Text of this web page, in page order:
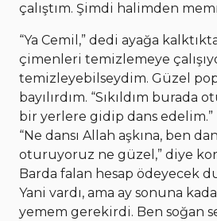
çalıştım. Şimdi halimden
“Ya Cemil,” dedi ayağa
çimenleri temizlemeye
temizleyebilseydim. Güzel
bayılırdım. “Sıkıldım burada
bir yerlere gidip dans edelim.”
“Ne dansı Allah aşkına, ben
oturuyoruz ne güzel,” diye
Barda falan hesap ödeyecek
Yani vardı, ama ay sonuna
yemem gerekirdi. Ben soğan